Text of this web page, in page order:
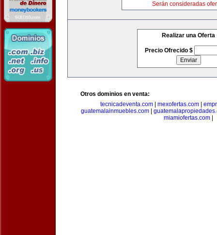
Serán consideradas
Realizar una Oferta
Precio Ofrecido $
Otros dominios en venta:
tecnicadeventa.com
mexofertas.com
guatemalainmuebles.com
miamiofertas.com